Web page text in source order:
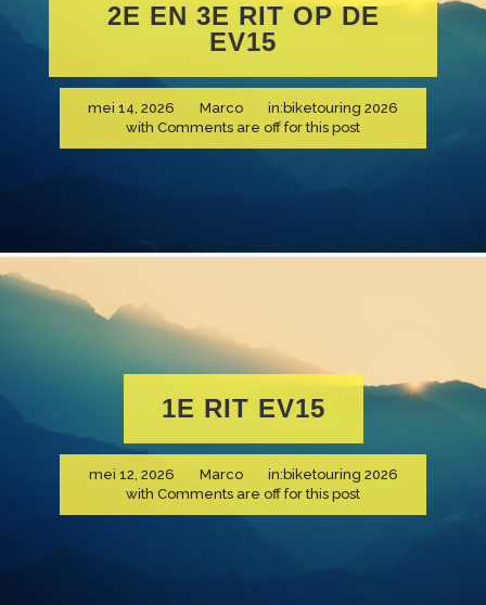
2E EN 3E RIT OP DE
EV15
mei 14, 2026 Marco in:biketouring 2026
with Comments are off for this post
1E RIT EV15
mei 12, 2026 Marco in:biketouring 2026
with Comments are off for this post